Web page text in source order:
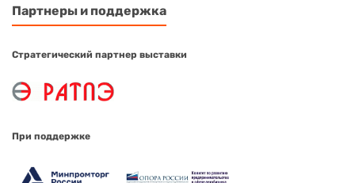
Партнеры и поддержка
Стратегический партнер выставки
При поддержке